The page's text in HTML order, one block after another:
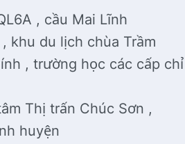
, cầu Mai Lĩnh
khu du lịch chùa Trầm
, trường học các cấp chỉ
Thị trấn Chúc Sơn ,
huyện